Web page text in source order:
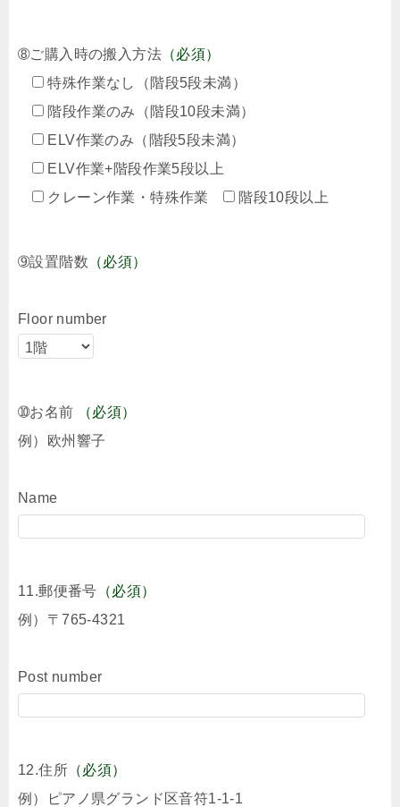
➇ご購入時の搬入方法 （必須）
特殊作業なし（階段5段未満）
階段作業のみ（階段10段未満）
ELV作業のみ（階段5段未満）
ELV作業+階段作業5段以上
クレーン作業・特殊作業
階段10段以上
➈設置階数 （必須）
Floor number
➉お名前
（必須）
例）欧州響子
Name
11.郵便番号 （必須）
例）〒765-4321
Post number
12.住所 （必須）
例）ピアノ県グランド区音符1-1-1